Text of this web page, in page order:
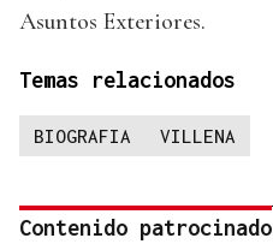
Asuntos Exteriores.
Temas relacionados
BIOGRAFIA VILLENA
Contenido patrocinado